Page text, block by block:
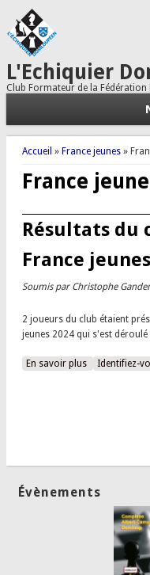
L'Echiquier
Club Formateur de la Fédération
Vous êtes ici
Accueil » France jeunes»
France
Résultats du
France
Soumis par Christophe
2 joueurs du club étaient
jeunes 2024 qui s'est
En savoir plus
à propos de
Identifiez-
Évènements